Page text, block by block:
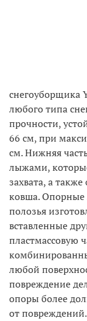
снегоуборщика
любого типа
прочности,
66 см, при
см. Нижняя
лыжами,
захвата, а
ковша. Опорные
полозья
вставленные
пластмассовую
любой
повреждение
опоры более
от повреждений.